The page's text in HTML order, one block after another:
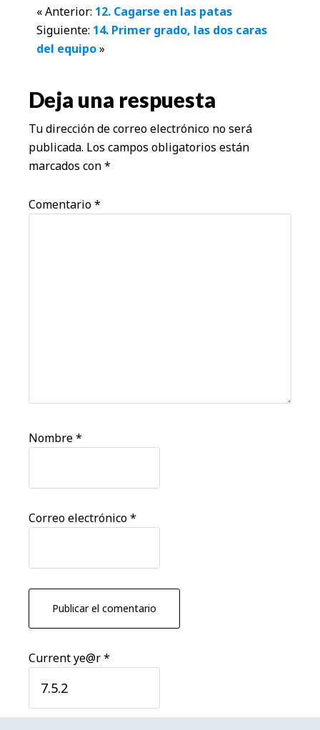
Interacciones
con
lectores
« Anterior: 12. Cagarse en las patas
Siguiente: 14. Primer grado, las dos caras
del equipo»
Deja una respuesta
Tu dirección de correo electrónico no será
publicada. Los campos obligatorios están
marcados con*
Comentario*
Nombre*
Correo electrónico*
Current ye@r*